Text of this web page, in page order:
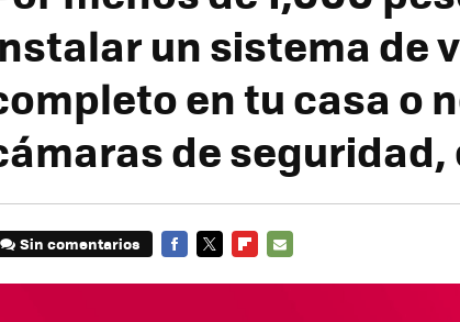
un sistema de
en tu casa o
de seguridad,
Sin comentarios